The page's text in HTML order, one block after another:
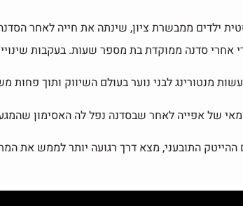
ילדים ממבשרת ציון, שינתה את חייה לאחר
אחרי סדנה ממוקדת בת מספר שעות. בעקבות
מנטורינג לבני נוער בעולם השיווק ותוך
של אפייה לאחר שבסדנה נפל לה האסימון
ההייטק התובעני, מצא דרך רגועה יותר לממש את